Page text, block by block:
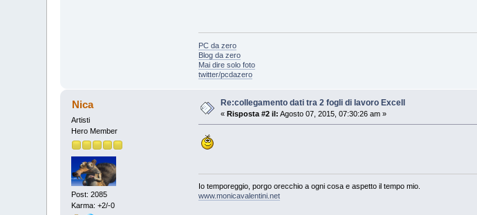
PC da zero
Blog da zero
Mai dire solo foto
twitter/pcdazero
Nica
Artisti
Hero Member
Post: 2085
Karma: +2/-0
Re:collegamento dati tra 2 fogli di lavoro Excell
«Risposta #2 il: Agosto 07, 2015, 07:30:26 am »
Io temporeggio, porgo orecchio a ogni cosa e aspetto il tempo mio.
www.monicavalentini.net